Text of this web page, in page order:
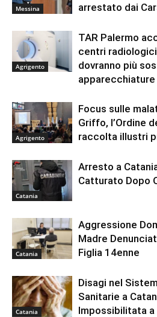
Messina
arrestato dai
Agrigento
TAR Palermo
centri
dovranno più
apparecchiature
Agrigento
Focus sulle
Griffo, l’Ordine
raccolta illustri
Catania
Arresto a
Catturato Dopo
Catania
Aggressione
Madre
Figlia 14enne
Catania
Disagi nel
Sanitarie a
Impossibilitata a